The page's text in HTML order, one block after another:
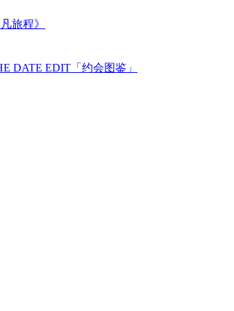
旅程》
DATE EDIT「约会图鉴」